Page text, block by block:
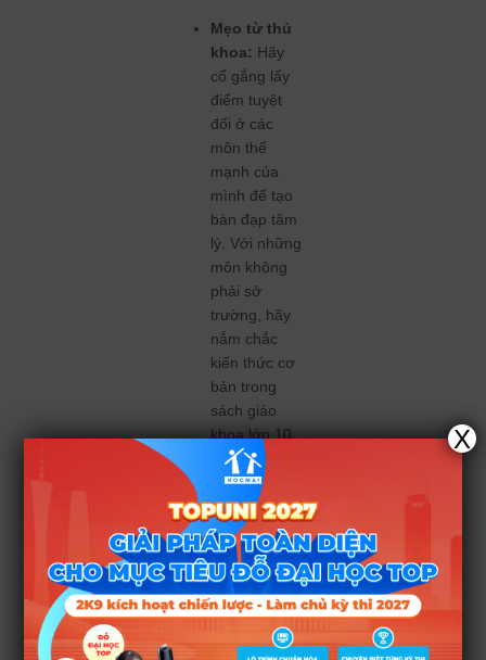
Mẹo từ thủ
khoa: Hãy
cố gắng lấy
điểm tuyệt
đối ở các
môn thế
mạnh của
mình để tạo
bàn đạp tâm
lý. Với những
môn không
phải sở
trường, hãy
nắm chắc
kiến thức cơ
bản trong
sách giáo
khoa lớp 10,
11 và 12.
Việc trả lời
đúng các câu
hỏi dễ của
môn yếu sẽ
giúp tổng
điểm của bạn
đáng kể.
X